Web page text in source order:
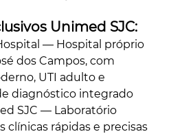
Unimed SJC:
— Hospital próprio
dos Campos, com
UTI adulto e
diagnóstico integrado
SJC — Laboratório
clínicas rápidas e precisas